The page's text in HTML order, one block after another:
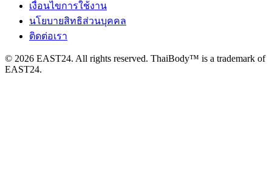
เงื่อนไขการใช้งาน
นโยบายสิทธิส่วนบุคคล
ติดต่อเรา
© 2026 EAST24. All rights reserved. ThaiBody™ is a trademark of
EAST24.